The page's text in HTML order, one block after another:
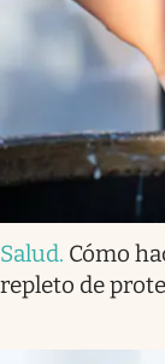
Salud. Cómo
repleto de